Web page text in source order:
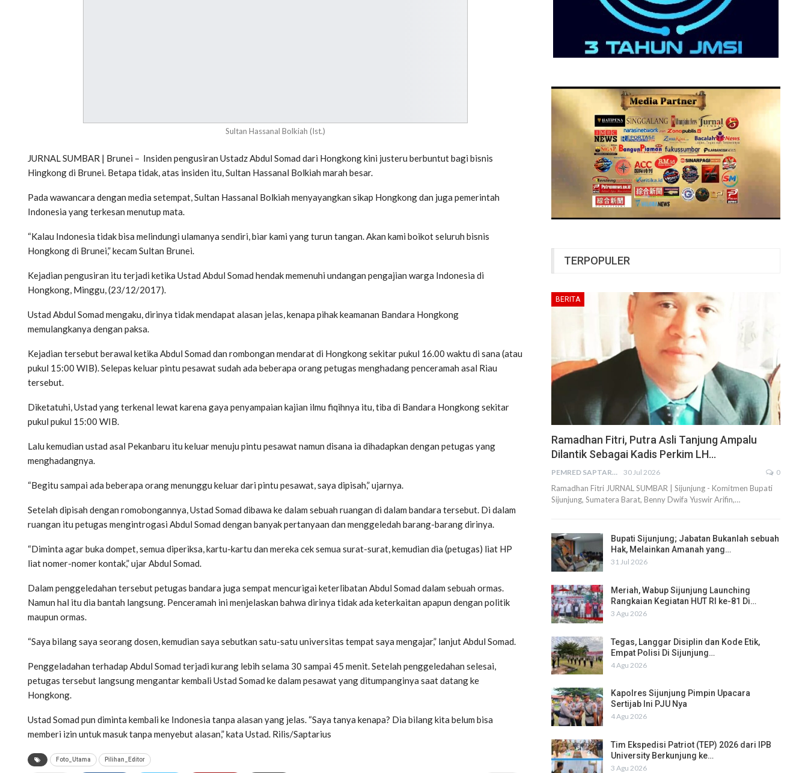
Sultan Hassanal Bolkiah (Ist.)
JURNAL SUMBAR | Brunei – Insiden pengusiran Ustadz Abdul Somad dari Hongkong kini justeru berbuntut bagi bisnis
Hingkong di Brunei. Betapa tidak, atas insiden itu, Sultan Hassanal Bolkiah marah besar.
Pada wawancara dengan media setempat, Sultan Hassanal Bolkiah menyayangkan sikap Hongkong dan juga pemerintah
Indonesia yang terkesan menutup mata.
“Kalau Indonesia tidak bisa melindungi ulamanya sendiri, biar kami yang turun tangan. Akan kami boikot seluruh bisnis
Hongkong di Brunei,” kecam Sultan Brunei.
Kejadian pengusiran itu terjadi ketika Ustad Abdul Somad hendak memenuhi undangan pengajian warga Indonesia di
Hongkong, Minggu, (23/12/2017).
Ustad Abdul Somad mengaku, dirinya tidak mendapat alasan jelas, kenapa pihak keamanan Bandara Hongkong
memulangkanya dengan paksa.
Kejadian tersebut berawal ketika Abdul Somad dan rombongan mendarat di Hongkong sekitar pukul 16.00 waktu di sana (atau
pukul 15:00 WIB). Selepas keluar pintu pesawat sudah ada beberapa orang petugas menghadang penceramah asal Riau
tersebut.
Diketatuhi, Ustad yang terkenal lewat karena gaya penyampaian kajian ilmu fiqihnya itu, tiba di Bandara Hongkong sekitar
pukul pukul 15:00 WIB.
Lalu kemudian ustad asal Pekanbaru itu keluar menuju pintu pesawat namun disana ia dihadapkan dengan petugas yang
menghadangnya.
“Begitu sampai ada beberapa orang menunggu keluar dari pintu pesawat, saya dipisah,” ujarnya.
Setelah dipisah dengan romobongannya, Ustad Somad dibawa ke dalam sebuah ruangan di dalam bandara tersebut. Di dalam
ruangan itu petugas mengintrogasi Abdul Somad dengan banyak pertanyaan dan menggeledah barang-barang dirinya.
“Diminta agar buka dompet, semua diperiksa, kartu-kartu dan mereka cek semua surat-surat, kemudian dia (petugas) liat HP
liat nomer-nomer kontak,” ujar Abdul Somad.
Dalam penggeledahan tersebut petugas bandara juga sempat mencurigai keterlibatan Abdul Somad dalam sebuah ormas.
Namun hal itu dia bantah langsung. Penceramah ini menjelaskan bahwa dirinya tidak ada keterkaitan apapun dengan politik
maupun ormas.
“Saya bilang saya seorang dosen, kemudian saya sebutkan satu-satu universitas tempat saya mengajar,” lanjut Abdul Somad.
Penggeladahan terhadap Abdul Somad terjadi kurang lebih selama 30 sampai 45 menit. Setelah penggeledahan selesai,
petugas tersebut langsung mengantar kembali Ustad Somad ke dalam pesawat yang ditumpanginya saat datang ke
Hongkong.
Ustad Somad pun diminta kembali ke Indonesia tanpa alasan yang jelas. “Saya tanya kenapa? Dia bilang kita belum bisa
memberi izin untuk masuk tanpa menyebut alasan,” kata Ustad. Rilis/Saptarius
Foto_Utama Pilihan_Editor
TERPOPULER
BERITA
Ramadhan Fitri, Putra Asli Tanjung Ampalu
Dilantik Sebagai Kadis Perkim LH…
PEMRED SAPTARIUS 30 Jul 2026 0
Ramadhan Fitri JURNAL SUMBAR | Sijunjung - Komitmen Bupati
Sijunjung, Sumatera Barat, Benny Dwifa Yuswir Arifin,…
Bupati Sijunjung; Jabatan Bukanlah sebuah
Hak, Melainkan Amanah yang…
31 Jul 2026
Meriah, Wabup Sijunjung Launching
Rangkaian Kegiatan HUT RI ke-81 Di…
3 Agu 2026
Tegas, Langgar Disiplin dan Kode Etik,
Empat Polisi Di Sijunjung…
4 Agu 2026
Kapolres Sijunjung Pimpin Upacara
Sertijab Ini PJU Nya
4 Agu 2026
Tim Ekspedisi Patriot (TEP) 2026 dari IPB
University Berkunjung ke…
3 Agu 2026